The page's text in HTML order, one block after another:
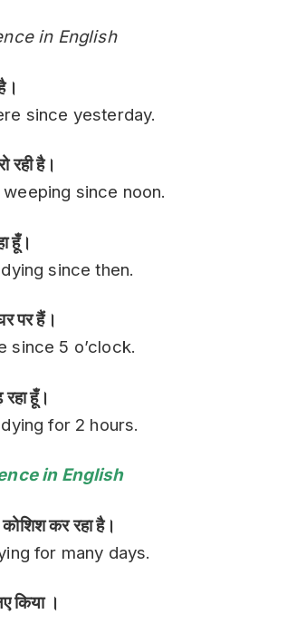
in English
since yesterday.
रही है।
since noon.
हूँ।
since then.
पर हैं।
since 5 o’clock.
हूँ।
for 2 hours.
in English
कर रहा है।
for many days.
किया ।